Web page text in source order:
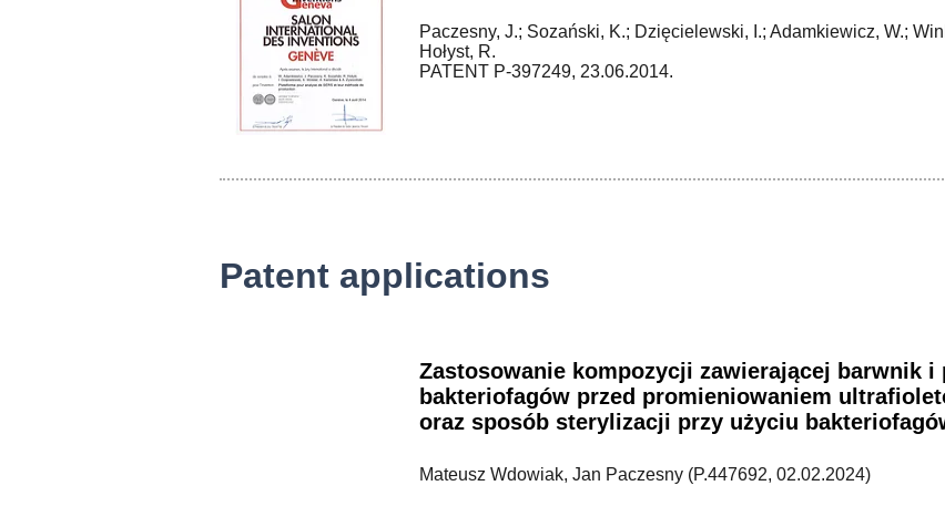
Paczesny, J.; Sozański, K.; Dzięcielewski, I.; Adamkiewicz, W.;
Hołyst, R.
PATENT P-397249, 23.06.2014.
Patent applications
Zastosowanie kompozycji zawierającej barwnik
bakteriofagów przed promieniowaniem
oraz sposób sterylizacji przy użyciu
Mateusz Wdowiak, Jan Paczesny (P.447692, 02.02.2024)